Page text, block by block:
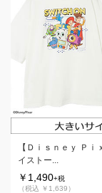
【Ｄｉｓｎｅｙ Ｐｉ
イストー...
￥1,490+税
（税込 ￥1,639）